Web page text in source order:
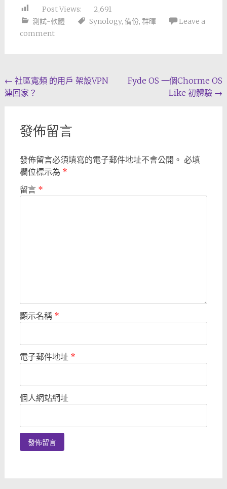
Post Views:
2,691
測試-軟體
Synology, 備份, 群暉
Leave a
comment
Post
navigation
← 社區寬頻 的用戶 架設VPN
連回家？
Fyde OS 一個Chorme OS
Like 初體驗 →
發佈留言
發佈留言必須填寫的電子郵件地址不會公開。 必填
欄位標示為 *
留言 *
顯示名稱 *
電子郵件地址 *
個人網站網址